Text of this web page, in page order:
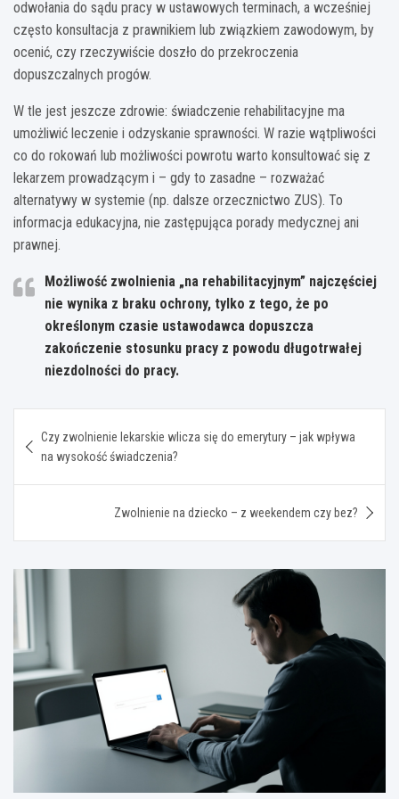
odwołania do sądu pracy w ustawowych terminach, a wcześniej
często konsultacja z prawnikiem lub związkiem zawodowym, by
ocenić, czy rzeczywiście doszło do przekroczenia
dopuszczalnych progów.
W tle jest jeszcze zdrowie: świadczenie rehabilitacyjne ma
umożliwić leczenie i odzyskanie sprawności. W razie wątpliwości
co do rokowań lub możliwości powrotu warto konsultować się z
lekarzem prowadzącym i – gdy to zasadne – rozważać
alternatywy w systemie (np. dalsze orzecznictwo ZUS). To
informacja edukacyjna, nie zastępująca porady medycznej ani
prawnej.
Możliwość zwolnienia „na rehabilitacyjnym” najczęściej
nie wynika z braku ochrony, tylko z tego, że po
określonym czasie ustawodawca dopuszcza
zakończenie stosunku pracy z powodu długotrwałej
niezdolności do pracy.
wpisu
Czy zwolnienie lekarskie wlicza się do emerytury – jak wpływa
na wysokość świadczenia?
Zwolnienie na dziecko – z weekendem czy bez?